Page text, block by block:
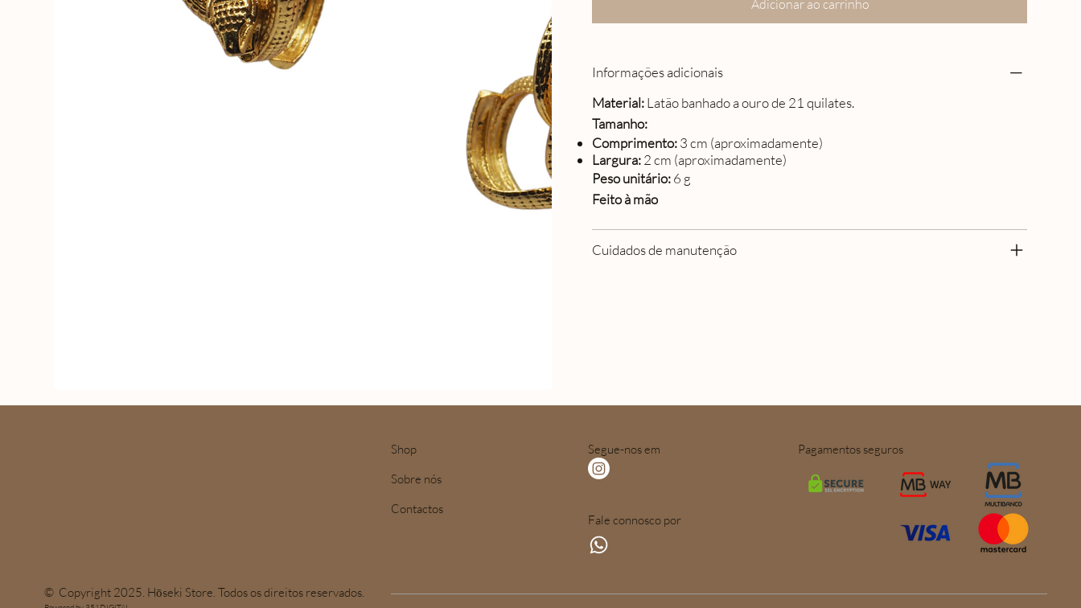
Adicionar ao carrinho
Informações adicionais
Material:Latão banhado a ouro de 21 quilates.
Tamanho:
Comprimento:3 cm (aproximadamente)
Largura:2 cm (aproximadamente)
Peso unitário:6 g
Feito à mão
Cuidados de manutenção
© Copyright 2025. Hōseki Store. Todos os direitos reservados.
Shop
Sobre nós
Contactos
Segue-nos em
Fale connosco por
Pagamentos seguros